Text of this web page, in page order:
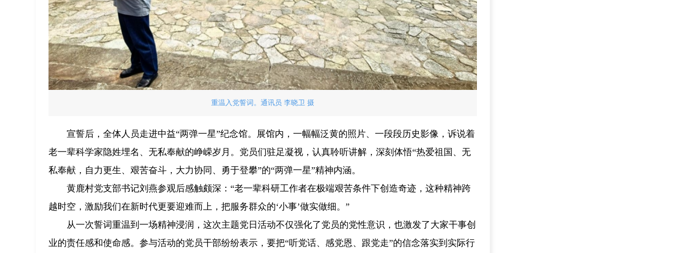
重温入党誓词。通讯员 李晓卫 摄
宣誓后，全体人员走进中益“两弹一星”纪念馆。展馆内，一幅幅泛黄的照片、一段段历史影像，诉说着
老一辈科学家隐姓埋名、无私奉献的峥嵘岁月。党员们驻足凝视，认真聆听讲解，深刻体悟“热爱祖国、无
私奉献，自力更生、艰苦奋斗，大力协同、勇于登攀”的“两弹一星”精神内涵。
黄鹿村党支部书记刘燕参观后感触颇深：“老一辈科研工作者在极端艰苦条件下创造奇迹，这种精神跨
越时空，激励我们在新时代更要迎难而上，把服务群众的‘小事’做实做细。”
从一次誓词重温到一场精神浸润，这次主题党日活动不仅强化了党员的党性意识，也激发了大家干事创
业的责任感和使命感。参与活动的党员干部纷纷表示，要把“听党话、感党恩、跟党走”的信念落实到实际行